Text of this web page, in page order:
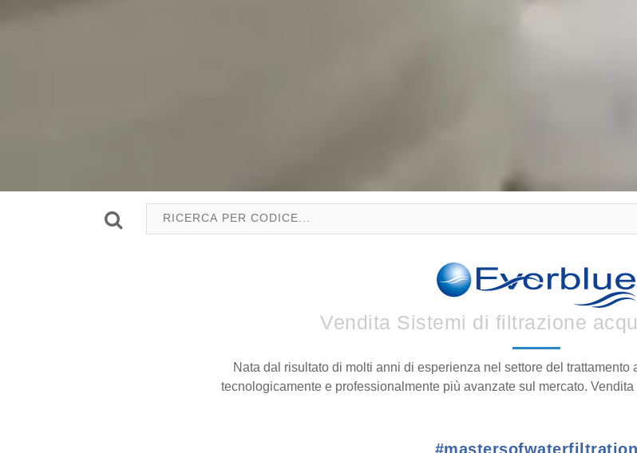
Vendita Sistemi di filtrazione
Nata dal risultato di molti anni di esperienza nel settore del
tecnologicamente e professionalmente più avanzate sul mercato.
#mastersofwaterfiltration